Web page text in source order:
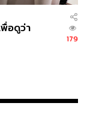
องเศรษฐกิจและ
งานลง
ราดอกเบี้ยในปี
ยะยาว (Long-
เบี้ยค้างตัวสูง
แนวโน้มการ
อายุ 10 ปี อัน
อดูว่า
179